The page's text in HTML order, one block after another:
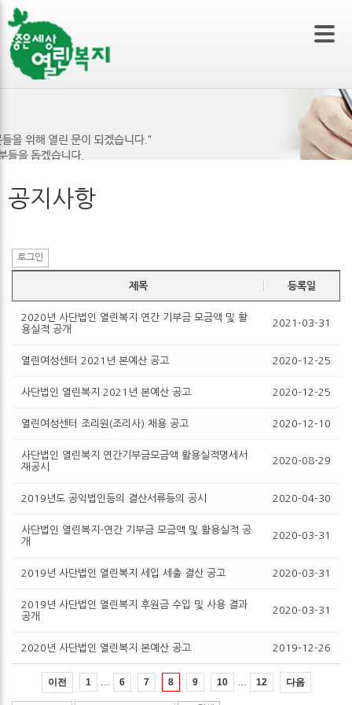
본문 바로가기
공지사항
로그인
제목 등록일
2020년 사단법인 열린복지 연간 기부금 모금액 및 활
용실적 공개
2021-03-31
열린여성센터 2021년 본예산 공고 2020-12-25
사단법인 열린복지 2021년 본예산 공고 2020-12-25
열린여성센터 조리원(조리사) 채용 공고 2020-12-10
사단법인 열린복지 연간기부금모금액 활용실적명세서
재공시
2020-08-29
2019년도 공익법인등의 결산서류등의 공시 2020-04-30
사단법인 열린복지-연간 기부금 모금액 및 활용실적 공
개
2020-03-31
2019년 사단법인 열린복지 세입 세출 결산 공고 2020-03-31
2019년 사단법인 열린복지 후원금 수입 및 사용 결과
공개
2020-03-31
2020년 사단법인 열린복지 본예산 공고 2019-12-26
이전 1 6 7 8 9 10 12 다음